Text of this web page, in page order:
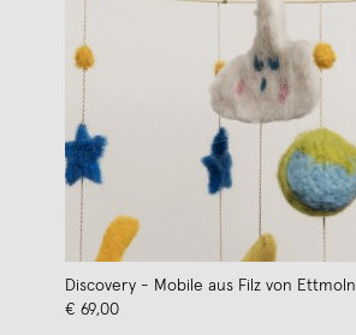
Discovery - Mobile aus Filz von Ettmoln
€ 69,00